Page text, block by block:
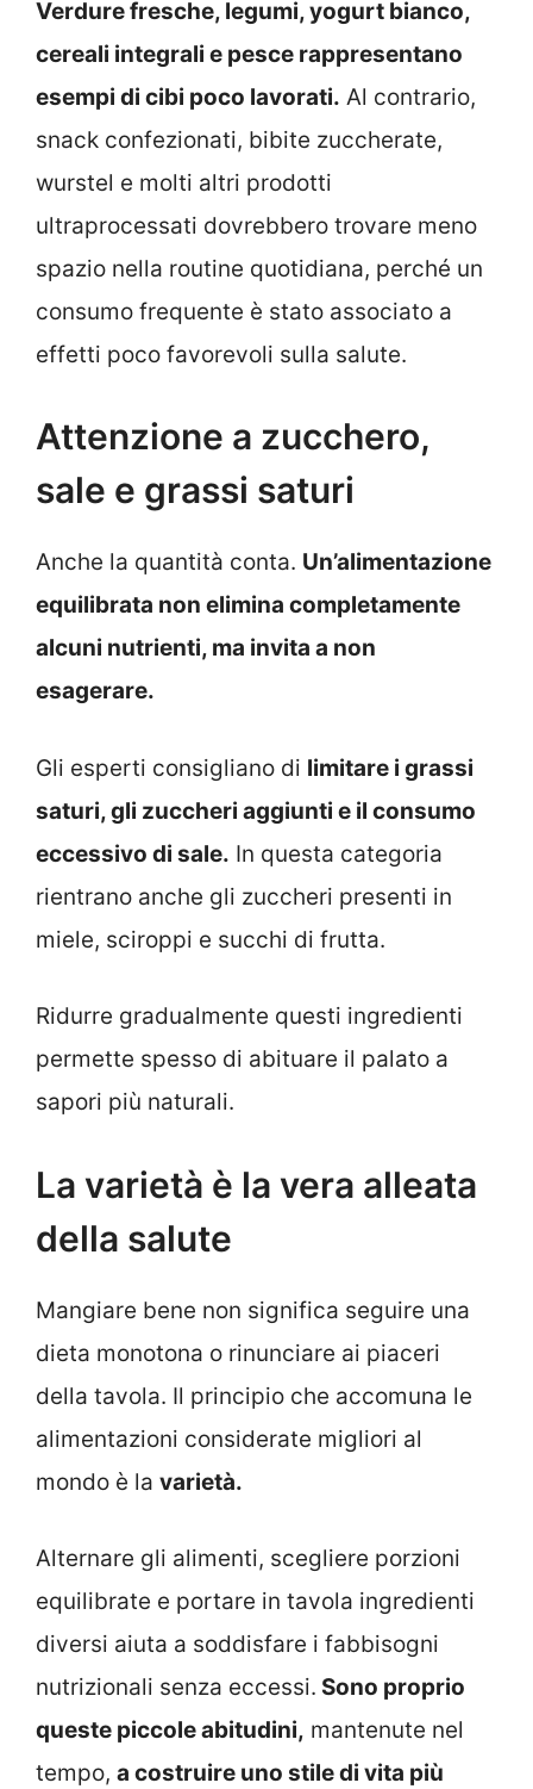
Verdure fresche, legumi, yogurt bianco,
cereali integrali e pesce rappresentano
esempi di cibi poco lavorati. Al contrario,
snack confezionati, bibite zuccherate,
wurstel e molti altri prodotti
ultraprocessati dovrebbero trovare meno
spazio nella routine quotidiana, perché un
consumo frequente è stato associato a
effetti poco favorevoli sulla salute.
Attenzione a zucchero,
sale e grassi saturi
Anche la quantità conta. Un’alimentazione
equilibrata non elimina completamente
alcuni nutrienti, ma invita a non
esagerare.
Gli esperti consigliano di limitare i grassi
saturi, gli zuccheri aggiunti e il consumo
eccessivo di sale. In questa categoria
rientrano anche gli zuccheri presenti in
miele, sciroppi e succhi di frutta.
Ridurre gradualmente questi ingredienti
permette spesso di abituare il palato a
sapori più naturali.
La varietà è la vera alleata
della salute
Mangiare bene non significa seguire una
dieta monotona o rinunciare ai piaceri
della tavola. Il principio che accomuna le
alimentazioni considerate migliori al
mondo è la varietà.
Alternare gli alimenti, scegliere porzioni
equilibrate e portare in tavola ingredienti
diversi aiuta a soddisfare i fabbisogni
nutrizionali senza eccessi. Sono proprio
queste piccole abitudini, mantenute nel
tempo, a costruire uno stile di vita più